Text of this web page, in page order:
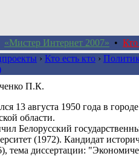
«Мистер Интернет 2007» • Кто
› Кто есть кто ›
П.К.
13 августа 1950 года в
области.
Белорусский
(1972). Кандидат
тема диссертации: